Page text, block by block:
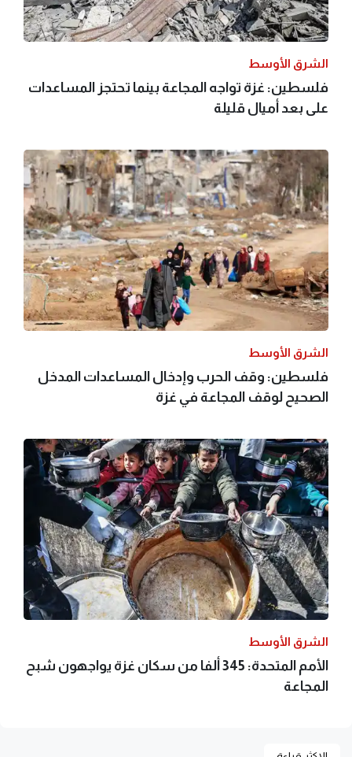
الشرق الأوسط
فلسطين: غزة تواجه المجاعة بينما تحتجز المساعدات
على بعد أميال قليلة
الشرق الأوسط
فلسطين: وقف الحرب وإدخال المساعدات المدخل
الصحيح لوقف المجاعة في غزة
الشرق الأوسط
الأمم المتحدة: 345 ألفا من سكان غزة يواجهون شبح
المجاعة